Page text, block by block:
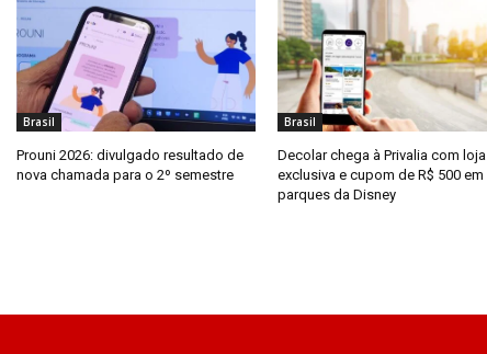
Brasil
Prouni 2026: divulgado resultado de
nova chamada para o 2º semestre
Brasil
Decolar chega à Privalia com loja
exclusiva e cupom de R$ 500 em
parques da Disney